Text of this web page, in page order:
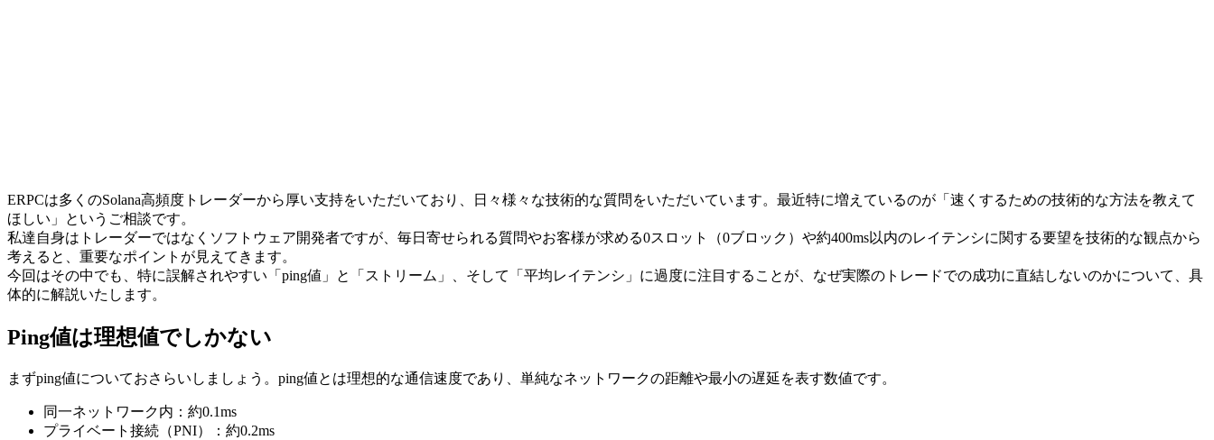
ERPCは多くのSolana高頻度トレーダーから厚い支持をいただいており、日々様々な技術的な質問をいただいています。最近特に増えているのが「速くするための技術的な方法を教えて
ほしい」というご相談です。
私達自身はトレーダーではなくソフトウェア開発者ですが、毎日寄せられる質問やお客様が求める0スロット（0ブロック）や約400ms以内のレイテンシに関する要望を技術的な観点から
考えると、重要なポイントが見えてきます。
今回はその中でも、特に誤解されやすい「ping値」と「ストリーム」、そして「平均レイテンシ」に過度に注目することが、なぜ実際のトレードでの成功に直結しないのかについて、具
体的に解説いたします。
Ping値は理想値でしかない
まずping値についておさらいしましょう。ping値とは理想的な通信速度であり、単純なネットワークの距離や最小の遅延を表す数値です。
同一ネットワーク内：約0.1ms
プライベート接続（PNI）：約0.2ms